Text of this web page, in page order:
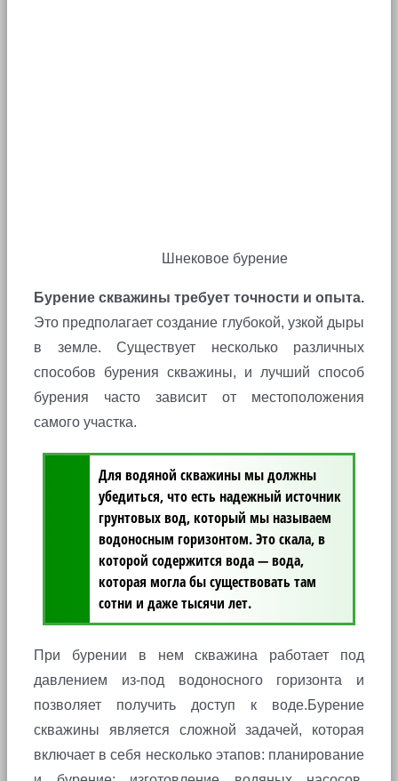
Шнековое бурение
Бурение скважины требует точности и опыта.
Это предполагает создание глубокой, узкой дыры
в земле. Существует несколько различных
способов бурения скважины, и лучший способ
бурения часто зависит от местоположения
самого участка.
Для водяной скважины мы должны
убедиться, что есть надежный источник
грунтовых вод, который мы называем
водоносным горизонтом. Это скала, в
которой содержится вода — вода,
которая могла бы существовать там
сотни и даже тысячи лет.
При бурении в нем скважина работает под
давлением из-под водоносного горизонта и
позволяет получить доступ к воде.Бурение
скважины является сложной задачей, которая
включает в себя несколько этапов: планирование